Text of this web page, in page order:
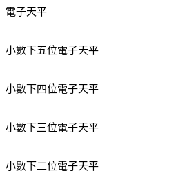
電子天平
小數下五位電子天平
小數下四位電子天平
小數下三位電子天平
小數下二位電子天平